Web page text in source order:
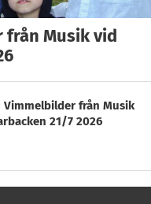
från Musik vid
Vimmelbilder från Musik
21/7 2026